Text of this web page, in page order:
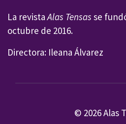
La revistaAlas Tensas se
octubre de 2016.
Directora: Ileana Álvarez
© 2026 Alas